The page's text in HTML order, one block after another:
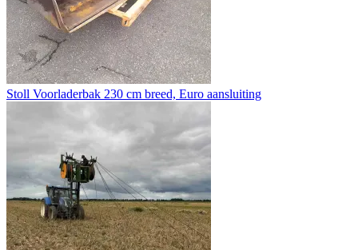
Stoll Voorladerbak 230 cm breed, Euro aansluiting